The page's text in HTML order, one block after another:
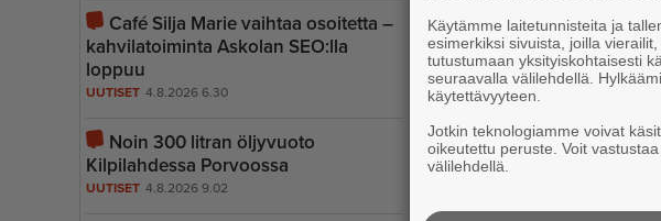
Café Silja Marie vaihtaa osoitetta –
kahvilatoiminta Askolan SEO:lla
loppuu
UUTISET 4.8.2026 6.30
Noin 300 litran öljyvuoto
Kilpilahdessa Porvoossa
UUTISET 4.8.2026 9.02
Käytämme laitetunnisteita ja
esimerkiksi sivuista, joilla
tutustumaan yksityiskohtaisesti
seuraavalla välilehdellä.
käytettävyyteen.
Jotkin teknologiamme voivat
oikeutettu peruste. Voit
välilehdellä.